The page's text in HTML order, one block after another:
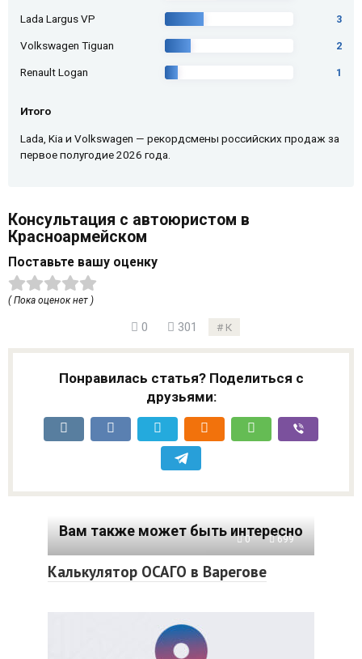
Lada Largus VP 3
Volkswagen Tiguan 2
Renault Logan 1
Итого
Lada, Kia и Volkswagen — рекордсмены российских продаж за
первое полугодие 2026 года.
Консультация с автоюристом в
Красноармейском
Поставьте вашу оценку
( Пока оценок нет )
0 301 К
Понравилась статья? Поделиться с
друзьями:
Вам также может быть интересно
0 699
Калькулятор ОСАГО в Варегове